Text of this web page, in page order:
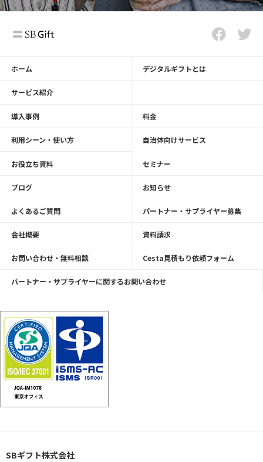
ホーム デジタルギフトとは
サービス紹介
導入事例 料金
利用シーン・使い方 自治体向けサービス
お役立ち資料 セミナー
ブログ お知らせ
よくあるご質問 パートナー・サプライヤー募集
会社概要 資料請求
お問い合わせ・無料相談 Cesta見積もり依頼フォーム
パートナー・サプライヤーに関するお問い合わせ
SBギフト株式会社